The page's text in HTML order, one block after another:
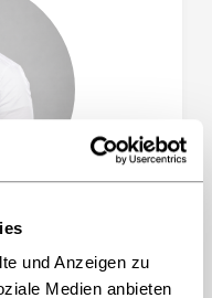
und Anzeigen zu
Medien anbieten
Leif Göritz
Buchhandlung